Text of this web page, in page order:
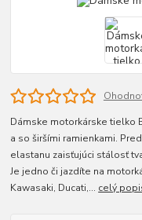
Dámske motorkárske tielko
a so širšími ramienkami.
elastanu zaisťujúci stálosť
Je jedno či jazdíte na
Kawasaki, Ducati,... celý